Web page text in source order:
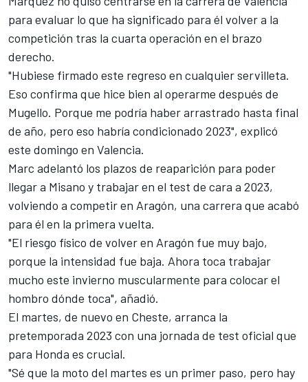
para evaluar lo que ha significado para él volver a la
competición tras la cuarta operación en el brazo
derecho.
"Hubiese firmado este regreso en cualquier servilleta.
Eso confirma que hice bien al operarme después de
Mugello. Porque me podría haber arrastrado hasta final
de año, pero eso habría condicionado 2023", explicó
este domingo en Valencia.
Marc adelantó los plazos de reaparición para poder
llegar a Misano y trabajar en el test de cara a 2023,
volviendo a competir en Aragón, una carrera que acabó
para él en la primera vuelta.
"El riesgo físico de volver en Aragón fue muy bajo,
porque la intensidad fue baja. Ahora toca trabajar
mucho este invierno muscularmente para colocar el
hombro dónde toca", añadió.
El martes, de nuevo en Cheste, arranca la
pretemporada 2023 con una jornada de test oficial que
para Honda es crucial.
"Sé que la moto del martes es un primer paso, pero hay